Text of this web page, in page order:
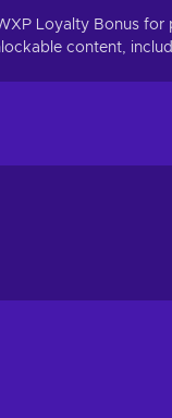
Loyalty Bonus
content,